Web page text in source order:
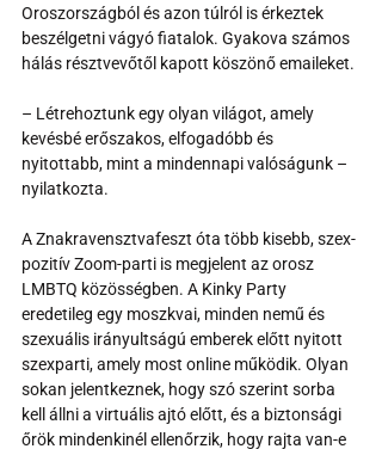
Oroszországból és azon túlról is érkeztek
beszélgetni vágyó fiatalok. Gyakova számos
hálás résztvevőtől kapott köszönő emaileket.
– Létrehoztunk egy olyan világot, amely
kevésbé erőszakos, elfogadóbb és
nyitottabb, mint a mindennapi valóságunk –
nyilatkozta.
A Znakravensztvafeszt óta több kisebb, szex-
pozitív Zoom-parti is megjelent az orosz
LMBTQ közösségben. A Kinky Party
eredetileg egy moszkvai, minden nemű és
szexuális irányultságú emberek előtt nyitott
szexparti, amely most online működik. Olyan
sokan jelentkeznek, hogy szó szerint sorba
kell állni a virtuális ajtó előtt, és a biztonsági
őrök mindenkinél ellenőrzik, hogy rajta van-e